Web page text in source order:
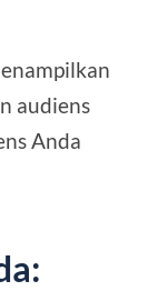
audiens
Anda